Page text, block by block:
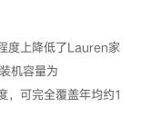
度上降低了Lauren家
机容量为
可完全覆盖年均约1